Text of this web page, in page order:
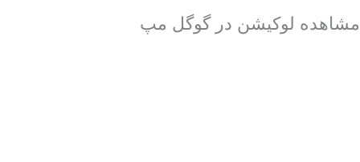
مشاهده لوکیشن در گوگل مپ